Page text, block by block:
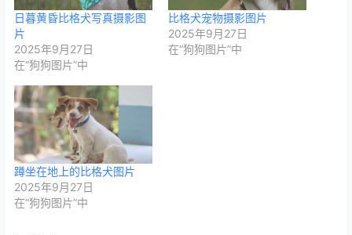
日暮黄昏比格犬写真摄影图
片
2025年9月27日
在“狗狗图片”中
比格犬宠物摄影图片
2025年9月27日
在“狗狗图片”中
蹲坐在地上的比格犬图片
2025年9月27日
在“狗狗图片”中